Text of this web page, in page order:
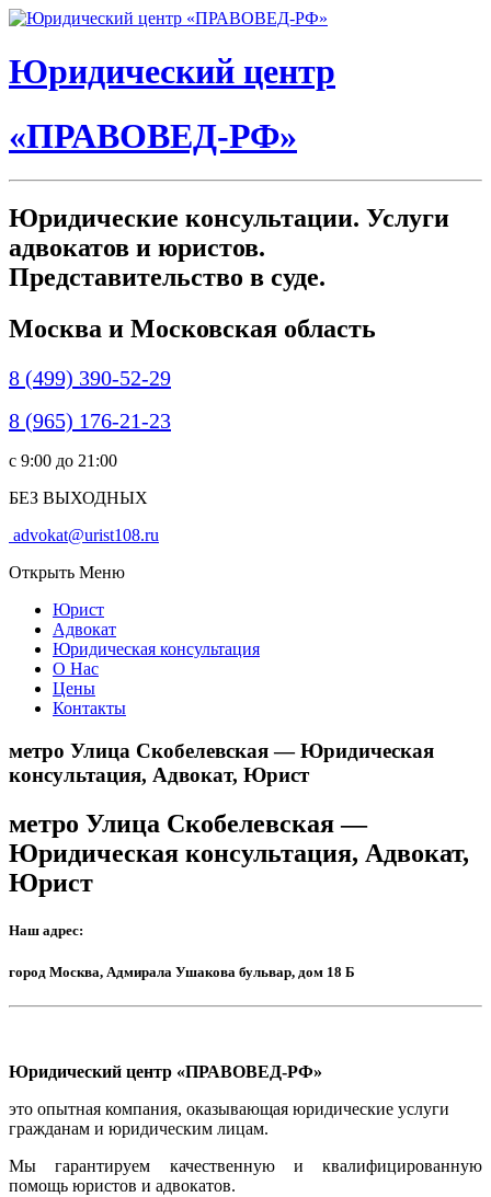
Юридический центр
«ПРАВОВЕД-РФ»
Юридические консультации. Услуги
адвокатов и юристов.
Представительство в суде.
Москва и Московская область
8 (499) 390-52-29
8 (965) 176-21-23
c 9:00 до 21:00
БЕЗ ВЫХОДНЫХ
advokat@urist108.ru
Открыть Меню
Юрист
Адвокат
Юридическая консультация
О Нас
Цены
Контакты
метро Улица Скобелевская — Юридическая
консультация, Адвокат, Юрист
метро Улица Скобелевская —
Юридическая консультация, Адвокат,
Юрист
Наш адрес:
город Москва, Адмирала Ушакова бульвар, дом 18 Б
Юридический центр «ПРАВОВЕД-РФ»
это опытная компания, оказывающая юридические услуги
гражданам и юридическим лицам.
Мы гарантируем качественную и квалифицированную
помощь юристов и адвокатов.